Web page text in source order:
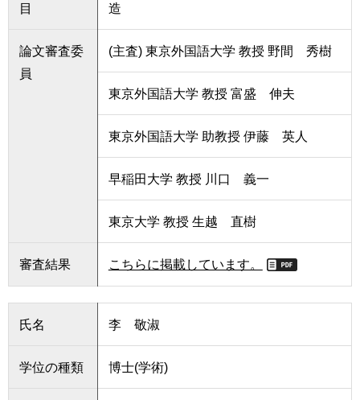
目
造
論文審査委
員
(主査) 東京外国語大学 教授 野間 秀樹
東京外国語大学 教授 富盛 伸夫
東京外国語大学 助教授 伊藤 英人
早稲田大学 教授 川口 義一
東京大学 教授 生越 直樹
審査結果 こちらに掲載しています。
氏名 李 敬淑
学位の種類 博士(学術)